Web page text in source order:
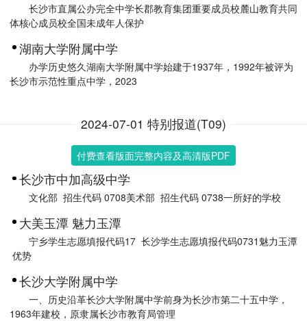
长沙市直属公办完全中学长郡教育集团重要成员校麓山教育共同
体核心成员校全国未成年人保护
湖南大学附属中学
办学历史悠久湖南大学附属中学始建于1937年，1992年被评为
长沙市示范性重点中学，2023
2024-07-01 特别报道(T09)
付费查看版面完整内容及高清版PDF
长沙市中加高级中学
文化部 招生代码 0708美术部 招生代码 0738一所好的学校
大美玉潭 魅力玉潭
宁乡学生志愿填报代码17 长沙学生志愿填报代码0731魅力玉潭
优势
长沙大学附属中学
一、历史沿革长沙大学附属中学前身为长沙市第二十五中学，
1963年建校，原隶属长沙市教育局管理